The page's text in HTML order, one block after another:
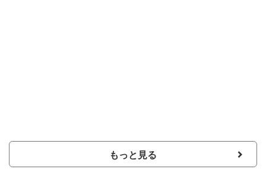
もっと見る